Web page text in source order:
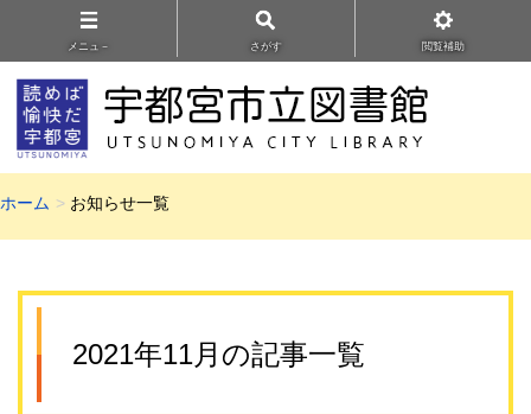
メニュ－ さがす 閲覧補助
ホーム お知らせ一覧
2021年11月の記事一覧